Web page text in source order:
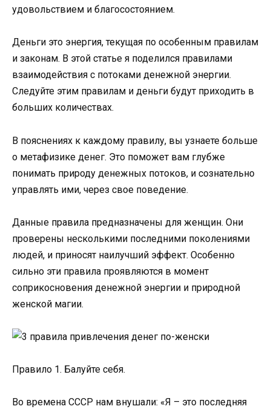
удовольствием и благосостоянием.
Деньги это энергия, текущая по особенным правилам
и законам. В этой статье я поделился правилами
взаимодействия с потоками денежной энергии.
Следуйте этим правилам и деньги будут приходить в
больших количествах.
В пояснениях к каждому правилу, вы узнаете больше
о метафизике денег. Это поможет вам глубже
понимать природу денежных потоков, и сознательно
управлять ими, через свое поведение.
Данные правила предназначены для женщин. Они
проверены несколькими последними поколениями
людей, и приносят наилучший эффект. Особенно
сильно эти правила проявляются в момент
соприкосновения денежной энергии и природной
женской магии.
Правило 1. Балуйте себя.
Во времена СССР нам внушали: «Я – это последняя